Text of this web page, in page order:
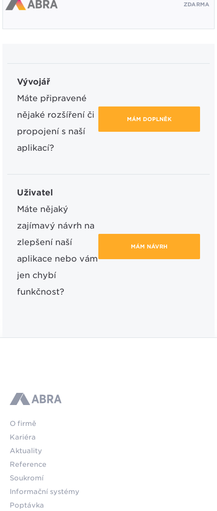
ZDARMA
Vývojář
Máte připravené
nějaké rozšíření či
propojení s naší
aplikací?
MÁM DOPLNĚK
Uživatel
Máte nějaký
zajímavý návrh na
zlepšení naší
aplikace nebo vám
jen chybí
funkčnost?
MÁM NÁVRH
ABRA
O firmě
Kariéra
Aktuality
Reference
Soukromí
Informační systémy
Poptávka